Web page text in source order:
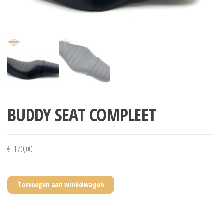
BUDDY SEAT COMPLEET
€ 170,00
Toevoegen aan winkelwagen